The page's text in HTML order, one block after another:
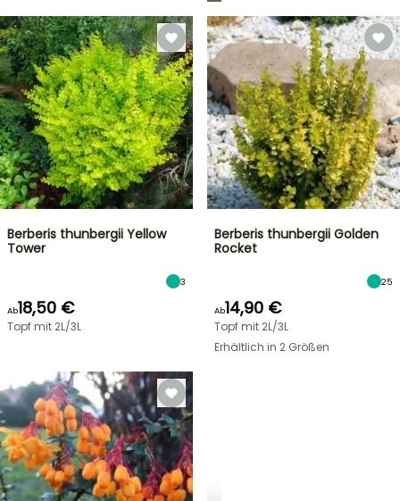
Berberis thunbergii Yellow
Tower
3
Ab18,50 €
Topf mit 2L/3L
Berberis thunbergii Golden
Rocket
25
Ab14,90 €
Topf mit 2L/3L
Erhältlich in 2 Größen